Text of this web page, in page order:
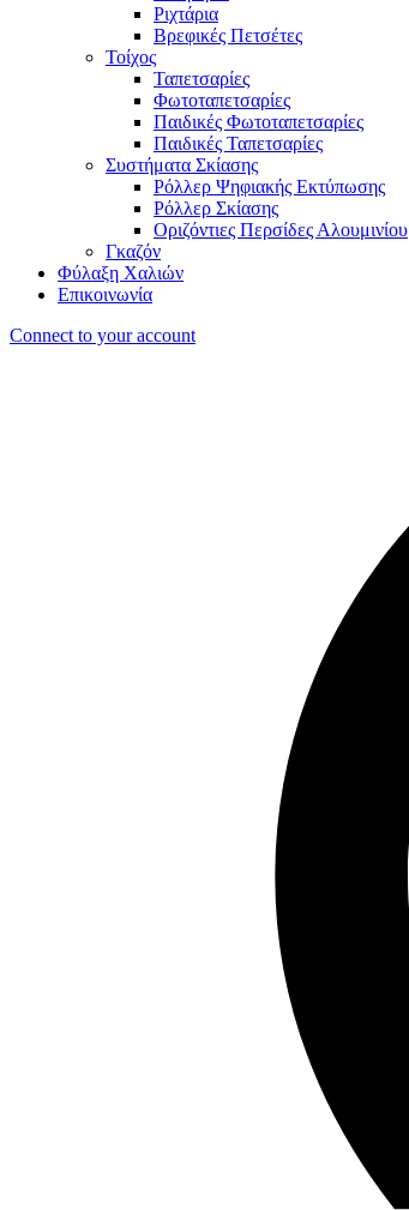
Ριχτάρια
Βρεφικές Πετσέτες
Τοίχος
Ταπετσαρίες
Φωτοταπετσαρίες
Παιδικές Φωτοταπετσαρίες
Παιδικές Ταπετσαρίες
Συστήματα Σκίασης
Ρόλλερ Ψηφιακής Εκτύπωσης
Ρόλλερ Σκίασης
Οριζόντιες Περσίδες Αλουμινίου
Γκαζόν
Φύλαξη Χαλιών
Επικοινωνία
Connect to your account